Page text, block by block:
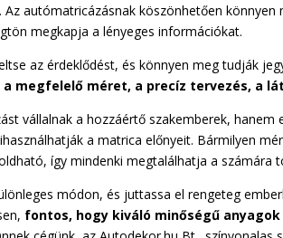
autómatricázásnak köszönhetően
megkapja a lényeges információkat.
az érdeklődést, és könnyen meg tudják
megfelelő méret, a precíz tervezés, a
vállalnak a hozzáértő szakemberek, hanem
a matrica előnyeit. Bármilyen
így mindenki megtalálhatja a számára
módon, és juttassa el rengeteg
fontos, hogy kiváló minőségű